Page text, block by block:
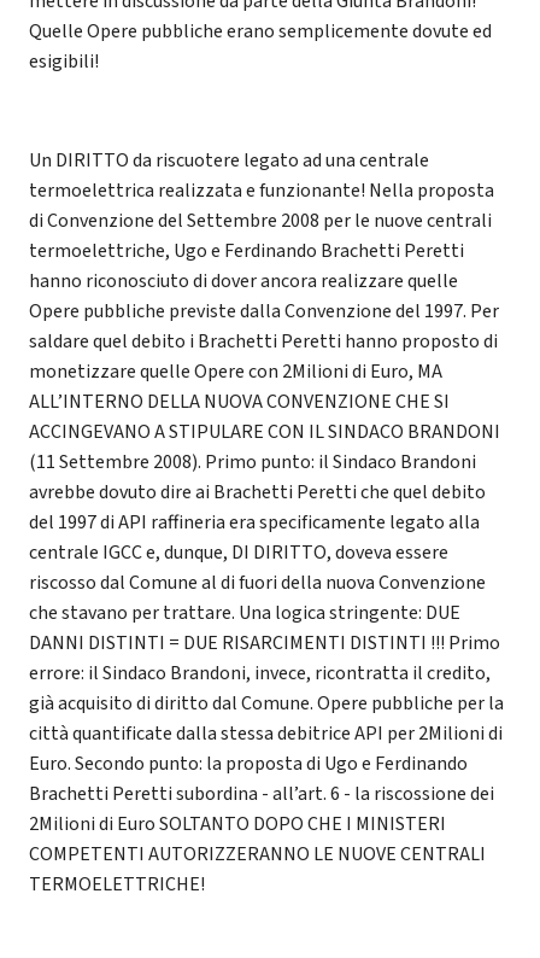
Quelle Opere pubbliche erano semplicemente dovute ed
esigibili!
Un DIRITTO da riscuotere legato ad una centrale
termoelettrica realizzata e funzionante! Nella proposta
di Convenzione del Settembre 2008 per le nuove centrali
termoelettriche, Ugo e Ferdinando Brachetti Peretti
hanno riconosciuto di dover ancora realizzare quelle
Opere pubbliche previste dalla Convenzione del 1997. Per
saldare quel debito i Brachetti Peretti hanno proposto di
monetizzare quelle Opere con 2Milioni di Euro, MA
ALL’INTERNO DELLA NUOVA CONVENZIONE CHE SI
ACCINGEVANO A STIPULARE CON IL SINDACO BRANDONI
(11 Settembre 2008). Primo punto: il Sindaco Brandoni
avrebbe dovuto dire ai Brachetti Peretti che quel debito
del 1997 di API raffineria era specificamente legato alla
centrale IGCC e, dunque, DI DIRITTO, doveva essere
riscosso dal Comune al di fuori della nuova Convenzione
che stavano per trattare. Una logica stringente: DUE
DANNI DISTINTI = DUE RISARCIMENTI DISTINTI !!! Primo
errore: il Sindaco Brandoni, invece, ricontratta il credito,
già acquisito di diritto dal Comune. Opere pubbliche per la
città quantificate dalla stessa debitrice API per 2Milioni di
Euro. Secondo punto: la proposta di Ugo e Ferdinando
Brachetti Peretti subordina - all’art. 6 - la riscossione dei
2Milioni di Euro SOLTANTO DOPO CHE I MINISTERI
COMPETENTI AUTORIZZERANNO LE NUOVE CENTRALI
TERMOELETTRICHE!